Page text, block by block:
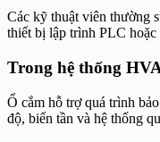
Các kỹ thuật viên thường
thiết bị lập trình PLC hoặc
Trong hệ thống
Ổ cắm hỗ trợ quá trình
độ, biến tần và hệ thống